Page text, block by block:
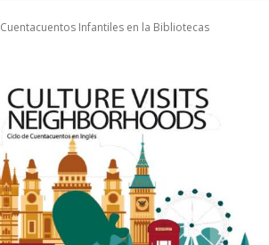
Cuentacuentos Infantiles en la Bibliotecas